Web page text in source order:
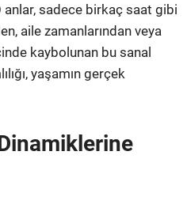
anlar, sadece birkaç saat gibi
aile zamanlarından veya
kaybolunan bu sanal
yaşamın gerçek